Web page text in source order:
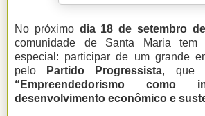
No próximo dia 18 de setembro
comunidade de Santa Maria tem
especial: participar de um grande
pelo
Partido Progressista, que
“Empreendedorismo como
desenvolvimento econômico e